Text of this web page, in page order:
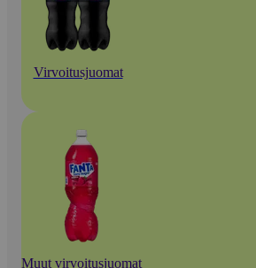
Virvoitusjuomat
Muut virvoitusjuomat